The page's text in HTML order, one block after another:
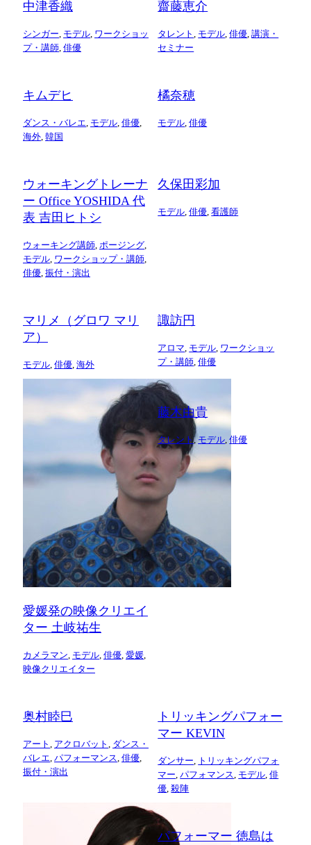
中津香織
シンガー, モデル, ワークショッ
プ・講師, 俳優
齋藤恵介
タレント, モデル,俳優,講演・
セミナー
キムデヒ
ダンス・バレエ, モデル, 俳優,
海外, 韓国
橘奈穂
モデル,俳優
ウォーキングトレーナ
ー Office YOSHIDA 代
表 吉田ヒトシ
ウォーキング講師, ポージング,
モデル, ワークショップ・講師,
俳優, 振付・演出
久保田彩加
モデル,俳優,看護師
マリメ（グロワ マリ
ア）
モデル, 俳優, 海外
諏訪円
アロマ, モデル, ワークショッ
プ・講師,俳優
愛媛発の映像クリエイ
ター 土岐祐生
カメラマン, モデル, 俳優, 愛媛,
映像クリエイター
藤木由貴
タレント,モデル,俳優
奥村睦巳
アート , アクロバット , ダンス・
バレエ, パフォーマンス, 俳優,
振付・演出
トリッキングパフォー
マー KEVIN
ダンサー, トリッキングパフォ
マー,パフォマンス, モデル,俳
優,殺陣
パフォーマー 徳島は